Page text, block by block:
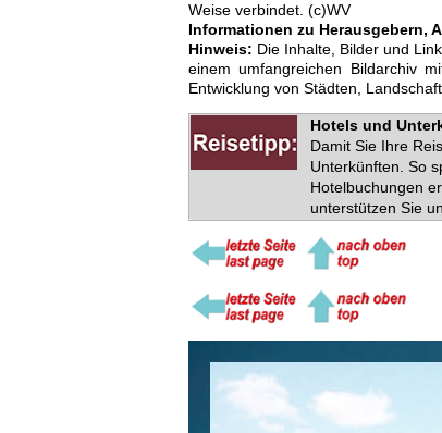
Weise verbindet. (c)WV
Informationen zu Herausgebern,
Hinweis: Die Inhalte, Bilder und
einem umfangreichen Bildarchiv
Entwicklung von Städten,
Hotels und
Damit Sie Ihre
Unterkünften. So
Hotelbuchungen
unterstützen Sie